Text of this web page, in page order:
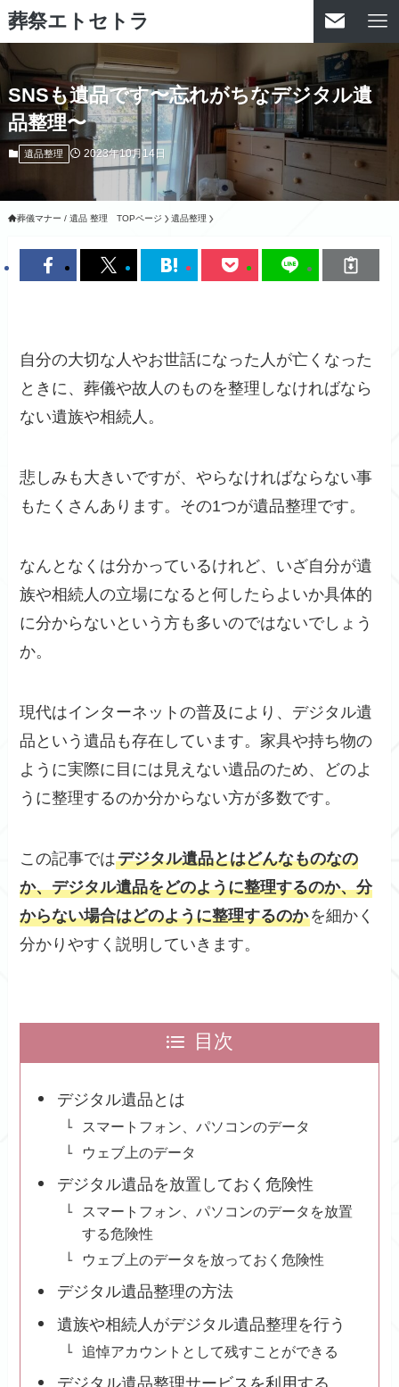
葬祭エトセトラ
SNSも遺品です〜忘れがちなデジタル遺
品整理〜
遺品整理 2023年10月14日
葬儀マナー / 遺品 整理 TOPページ 遺品整理
自分の大切な人やお世話になった人が亡くなった
ときに、葬儀や故人のものを整理しなければなら
ない遺族や相続人。
悲しみも大きいですが、やらなければならない事
もたくさんあります。その1つが遺品整理です。
なんとなくは分かっているけれど、いざ自分が遺
族や相続人の立場になると何したらよいか具体的
に分からないという方も多いのではないでしょう
か。
現代はインターネットの普及により、デジタル遺
品という遺品も存在しています。家具や持ち物の
ように実際に目には見えない遺品のため、どのよ
うに整理するのか分からない方が多数です。
この記事ではデジタル遺品とはどんなものなの
か、デジタル遺品をどのように整理するのか、分
からない場合はどのように整理するのかを細かく
分かりやすく説明していきます。
目次
デジタル遺品とは
スマートフォン、パソコンのデータ
ウェブ上のデータ
デジタル遺品を放置しておく危険性
スマートフォン、パソコンのデータを放置
する危険性
ウェブ上のデータを放っておく危険性
デジタル遺品整理の方法
遺族や相続人がデジタル遺品整理を行う
追悼アカウントとして残すことができる
デジタル遺品整理サービスを利用する